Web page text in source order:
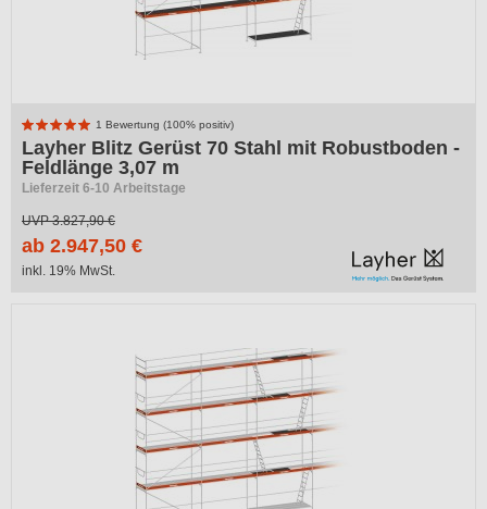
1 Bewertung (100% positiv)
Layher Blitz Gerüst 70 Stahl mit Robustboden -
Feldlänge 3,07 m
Lieferzeit 6-10 Arbeitstage
UVP3.827,90 €
ab 2.947,50 €
inkl. 19% MwSt.